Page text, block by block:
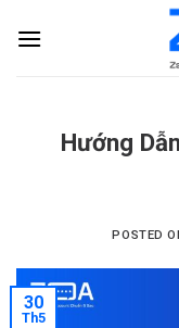
Hướng
POSTED
30
Th5